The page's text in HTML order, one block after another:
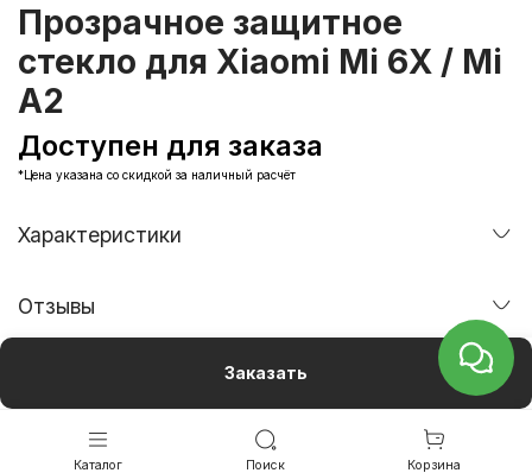
Прозрачное защитное
стекло для Xiaomi Mi 6X / Mi
A2
Доступен для заказа
*Цена указана со скидкой за наличный расчёт
Заказать
Характеристики
Отзывы
Каталог Поиск Корзина